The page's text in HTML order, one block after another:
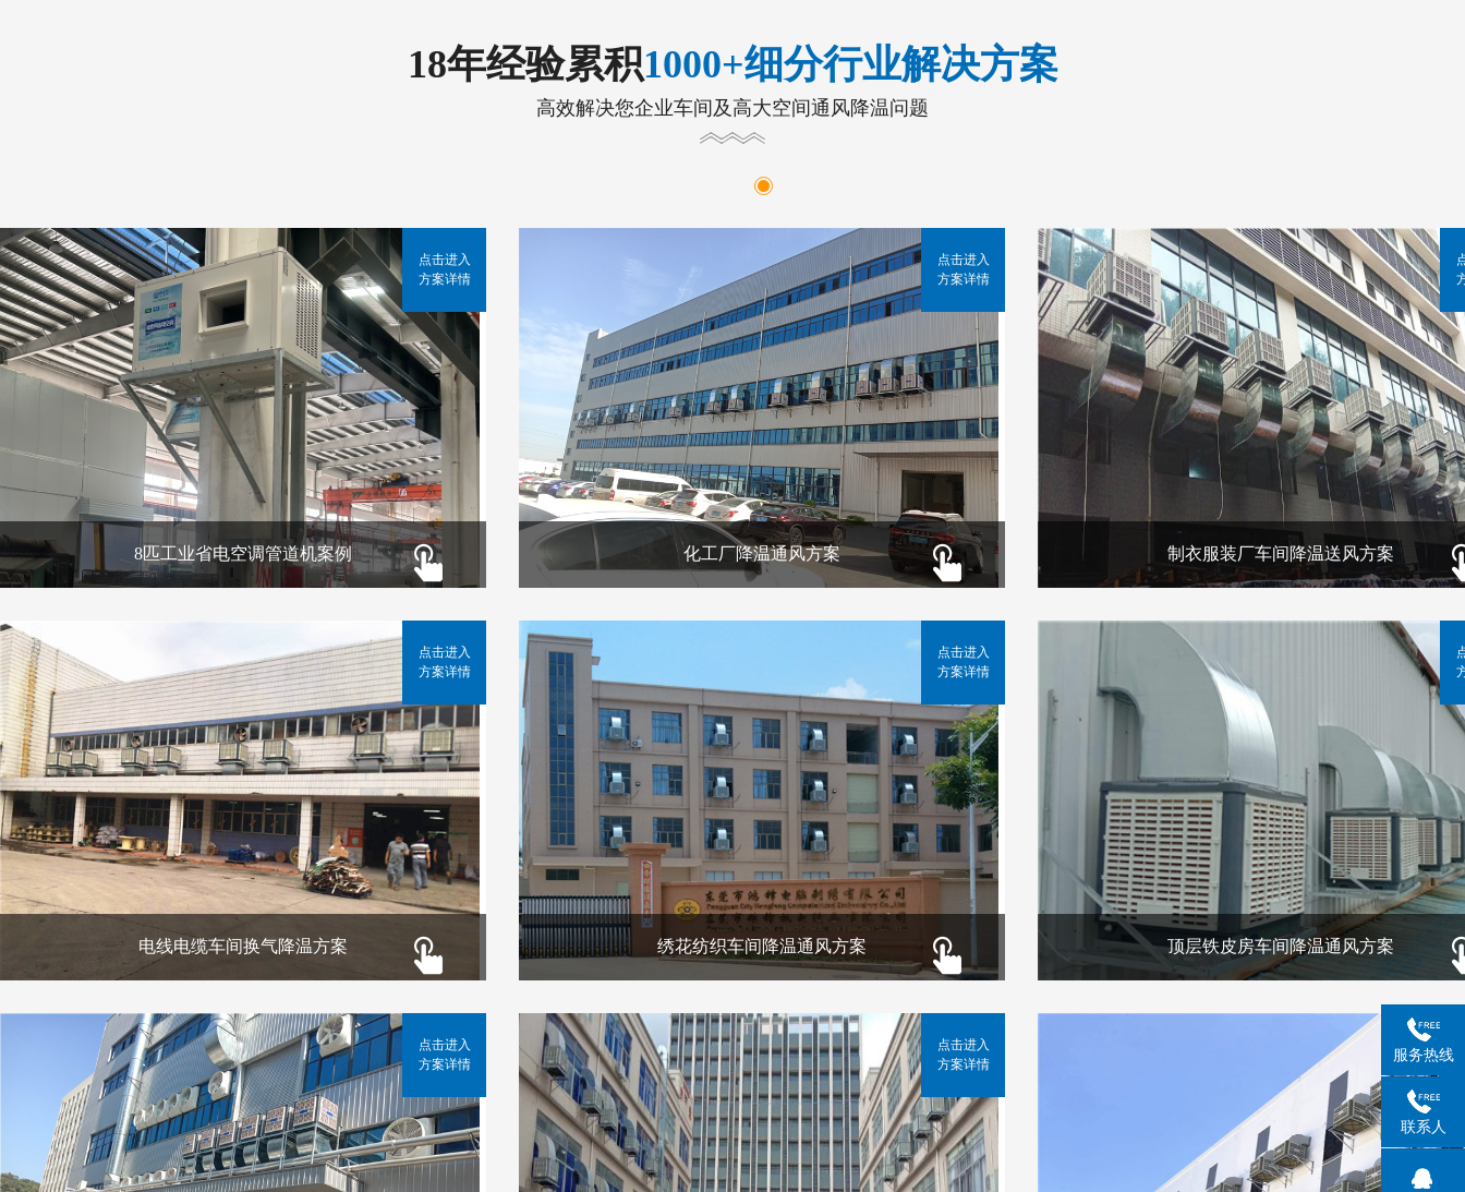
18年经验累积1000+细分行业解决方案
高效解决您企业车间及高大空间通风降温问题
8匹工业省电空调管道机案例
点击进入
方案详情
化工厂降温通风方案
点击进入
方案详情
制衣服装厂车间降温送风方案
电线电缆车间换气降温方案
点击进入
方案详情
绣花纺织车间降温通风方案
点击进入
方案详情
顶层铁皮房车间降温通风方案
点击进入
方案详情
点击进入
方案详情
服务热线
联系人